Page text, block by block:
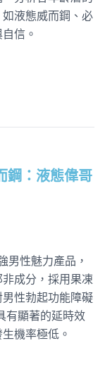
液態威而鋼、必
信。
鋼：液態偉哥
男性魅力產品，
成分，採用果凍
性勃起功能障礙
有顯著的延時效
機率極低。